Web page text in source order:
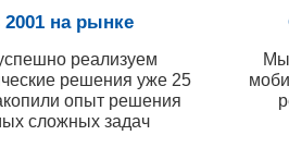
на рынке
реализуем
решения уже 25
опыт решения
сложных задач
Мы